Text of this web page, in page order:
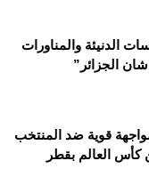
الدنيئة والمناورات
الجزائر”
قوية ضد المنتخب
كأس العالم بقطر